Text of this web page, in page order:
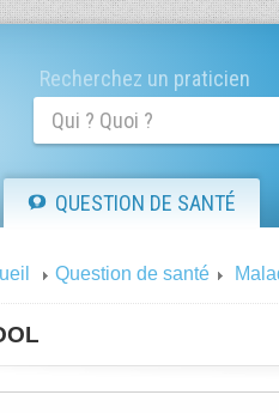
Recherchez un praticien
QUESTION DE SANTÉ
Question de santé